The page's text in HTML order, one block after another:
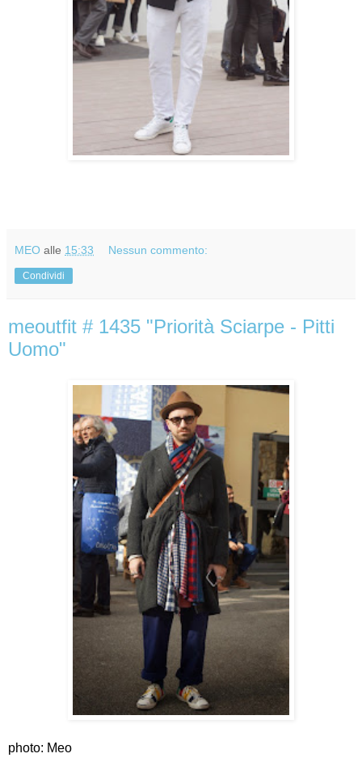
MEO alle 15:33 Nessun commento:
Condividi
meoutfit # 1435 "Priorità Sciarpe - Pitti
Uomo"
photo: Meo